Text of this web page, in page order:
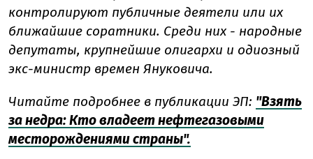
контролируют публичные деятели или их
ближайшие соратники. Среди них - народные
депутаты, крупнейшие олигархи и одиозный
экс-министр времен Януковича.
Читайте подробнее в публикации ЭП: "Взять
за недра: Кто владеет нефтегазовыми
месторождениями страны".